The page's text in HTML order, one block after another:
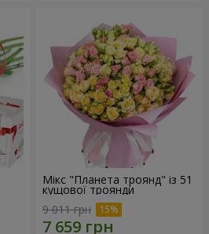
Мікс "Планета троянд" із 51
кущової троянди
9 011 грн